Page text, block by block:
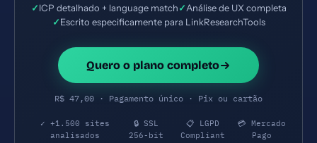
✓ICP detalhado + language match✓Análise de UX completa
✓Escrito especificamente para LinkResearchTools
Quero o plano completo
R$ 47,00 · Pagamento único · Pix ou cartão
✓ +1.500 sites
analisados
🔒 SSL
256-bit
📋 LGPD
Compliant
💳 Mercado
Pago